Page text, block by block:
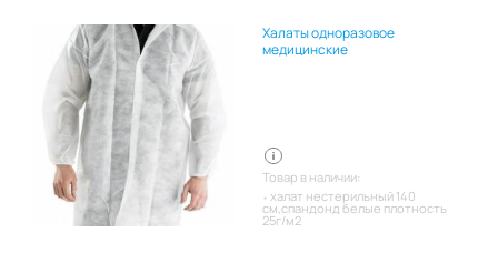
Халаты одноразовое
медицинские
Товар в наличии:
халат нестерильный 140
см,спандонд белые плотность
25г/м2